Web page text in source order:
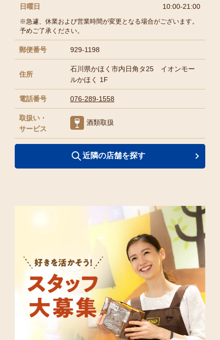
日曜日
10:00-21:00
※急遽、休業および営業時間が変更となる場合がございます。
予めご了承ください。
郵便番号 929-1198
住所
石川県かほく市内日角タ25 イオンモー
ルかほく 1F
電話番号 076-289-1558
取扱い・
サービス
酒類取扱